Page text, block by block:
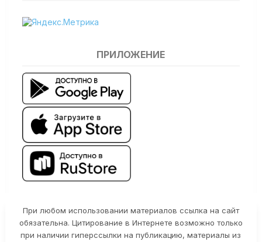
ПРИЛОЖЕНИЕ
При любом использовании материалов ссылка на сайт
обязательна. Цитирование в Интернете возможно только
при наличии гиперссылки на публикацию, материалы из